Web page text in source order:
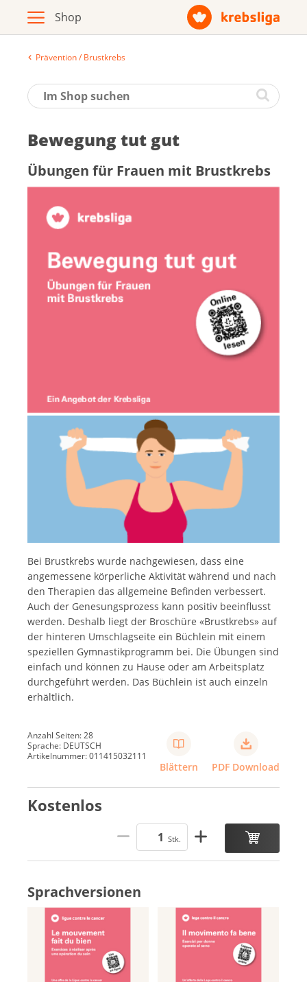
Broschüren / Infomaterial
Produkte
Deutsch
Prävention / Brustkrebs
Be­we­gung tut gut
Übun­gen für Frau­en mit Brust­krebs
Bei Brustkrebs wurde nachgewiesen, dass eine
angemessene körperliche Aktivität während und nach
den Therapien das allgemeine Befinden verbessert.
Auch der Genesungsprozess kann positiv beeinflusst
werden. Deshalb liegt der Broschüre «Brustkrebs» auf
der hinteren Umschlagseite ein Büchlein mit einem
speziellen Gymnastikprogramm bei. Die Übungen sind
einfach und können zu Hause oder am Arbeitsplatz
durchgeführt werden. Das Büchlein ist auch einzeln
erhältlich.
Anzahl Seiten: 28
Sprache: DEUTSCH
Artikelnummer: 011415032111
Blättern PDF Download
Kostenlos
Stk.
Sprachversionen